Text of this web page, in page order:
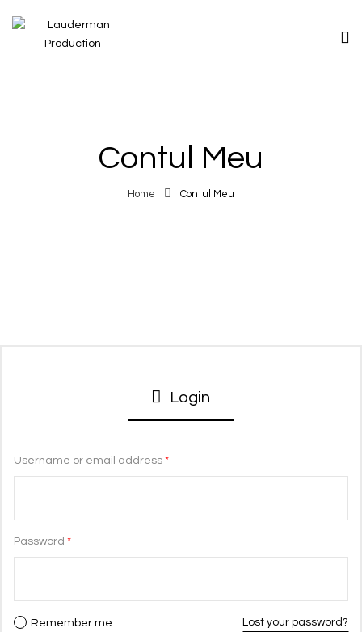
Contul Meu
Home Contul Meu
Login
Username or email address *
Password *
Remember me Lost your password?